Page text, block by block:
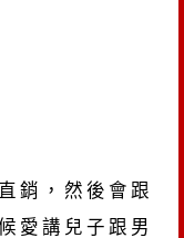
銷，然後會跟
愛講兒子跟男